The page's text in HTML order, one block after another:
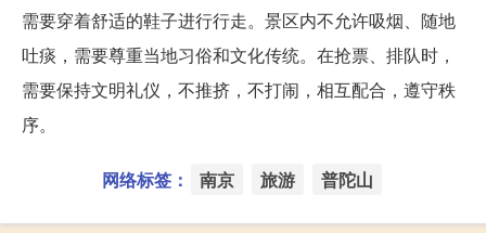
需要穿着舒适的鞋子进行行走。景区内不允许吸烟、随地
吐痰，需要尊重当地习俗和文化传统。在抢票、排队时，
需要保持文明礼仪，不推挤，不打闹，相互配合，遵守秩
序。
网络标签： 南京 旅游 普陀山